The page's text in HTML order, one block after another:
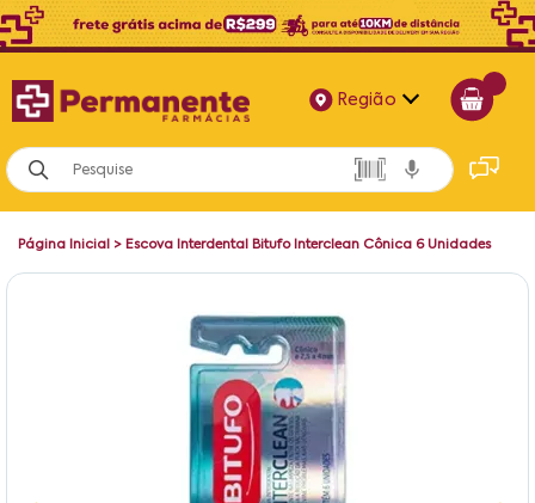
Região
Alagoas
Bahia
Página Inicial > Escova Interdental Bitufo Interclean Cônica 6 Unidades